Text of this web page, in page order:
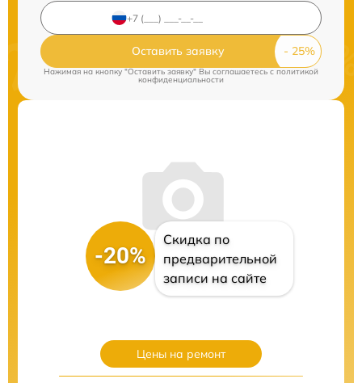
Оставить заявку
Нажимая на кнопку "Оставить заявку" Вы соглашаетесь c политикой
конфиденциальности
-20%
Скидка по
предварительной
записи на сайте
Цены на ремонт